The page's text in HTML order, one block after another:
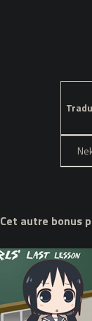
Cet autre bonus